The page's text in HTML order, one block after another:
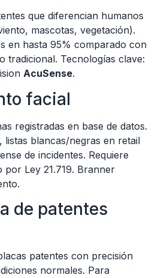
que diferencian humanos
mascotas, vegetación).
en hasta 95% comparado con
tradicional. Tecnologías clave:
AcuSense.
facial
registradas en base de datos.
blancas/negras en retail
de incidentes. Requiere
Ley 21.719. Branner
de patentes
patentes con precisión
normales. Para